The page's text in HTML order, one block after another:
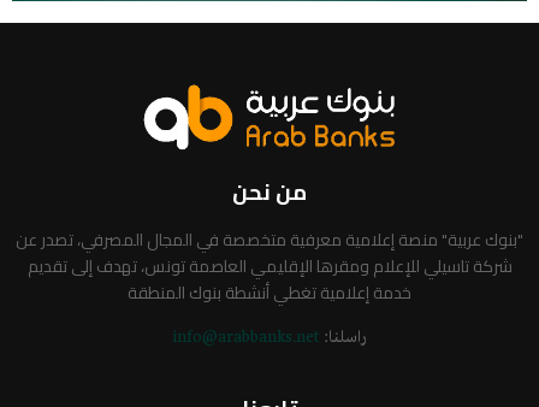
من نحن
"بنوك عربية" منصة إعلامية معرفية متخصصة في المجال المصرفي، تصدر عن
شركة تاسيلي للإعلام ومقرها الإقليمي العاصمة تونس، تهدف إلى تقديم
خدمة إعلامية تغطي أنشطة بنوك المنطقة
راسلنا: info@arabbanks.net